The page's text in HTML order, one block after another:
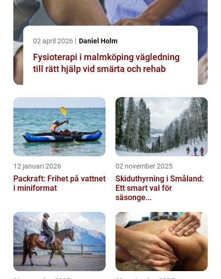
02 april 2026 Daniel Holm
Fysioterapi i malmköping vägledning
till rätt hjälp vid smärta och rehab
12 januari 2026
Packraft: Frihet på vattnet
i miniformat
02 november 2025
Skiduthyrning i Småland:
Ett smart val för
säsonge...